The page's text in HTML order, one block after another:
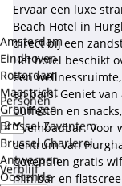
Personen
Verblijf
Amsterdam
Eindhoven
Rotterdam
Maastricht
Groningen
Brussel Zaventem
Brussel Charleroi
Antwerpen
Oostende
Ervaar een luxe
Beach Hotel in
direct bij een
Het hotel beschikt
een
en bars. Geniet
buffetten en
zwembadbar. Voor
centrum van
bovendien gratis
minibar en